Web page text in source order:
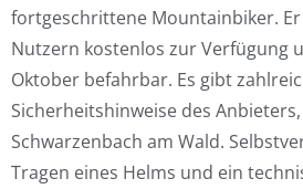
fortgeschrittene Mountainbiker.
Nutzern kostenlos zur Verfügung
Oktober befahrbar. Es gibt
Sicherheitshinweise des
Schwarzenbach am Wald.
Tragen eines Helms und ein